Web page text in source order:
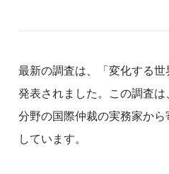
最新の調査は、「変化する世
発表されました。この調査
分野の国際仲裁の実務家から
しています。